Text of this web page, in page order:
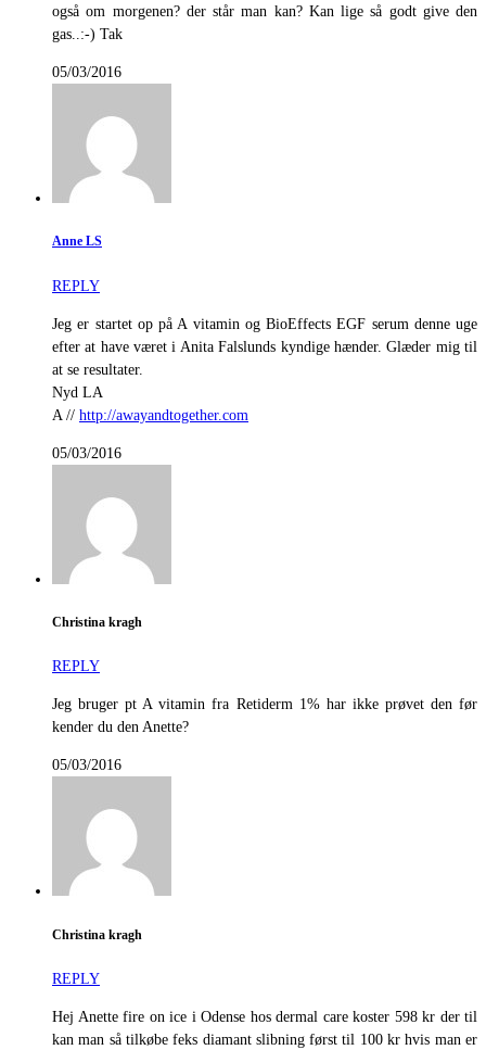
også om morgenen? der står man kan? Kan lige så godt give den
gas..:-) Tak
05/03/2016
Anne LS
REPLY
Jeg er startet op på A vitamin og BioEffects EGF serum denne uge
efter at have været i Anita Falslunds kyndige hænder. Glæder mig til
at se resultater.
Nyd LA
A // http://awayandtogether.com
05/03/2016
Christina kragh
REPLY
Jeg bruger pt A vitamin fra Retiderm 1% har ikke prøvet den før
kender du den Anette?
05/03/2016
Christina kragh
REPLY
Hej Anette fire on ice i Odense hos dermal care koster 598 kr der til
kan man så tilkøbe feks diamant slibning først til 100 kr hvis man er